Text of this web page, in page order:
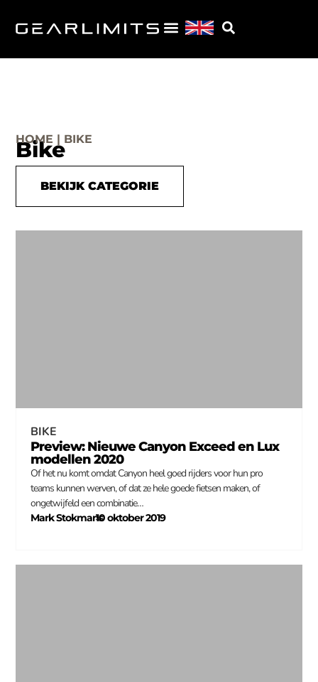
HOME | BIKE
Bike
BEKIJK CATEGORIE
BIKE
Preview: Nieuwe Canyon Exceed en Lux
modellen 2020
Of het nu komt omdat Canyon heel goed rijders voor hun pro
teams kunnen werven, of dat ze hele goede fietsen maken, of
ongetwijfeld een combinatie…
Mark Stokmans
–
10 oktober 2019